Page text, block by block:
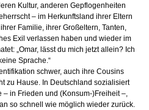
Kultur, anderen Gepflogenheiten
– im Herkunftsland ihrer Eltern
Familie, ihrer Großeltern, Tanten,
Exil verlassen haben und wieder im
„Omar, lässt du mich jetzt allein? Ich
Sprache.“
schwer, auch ihre Cousins
zu Hause. In Deutschland sozialisiert
– in Frieden und (Konsum-)Freiheit –,
so schnell wie möglich wieder zurück.